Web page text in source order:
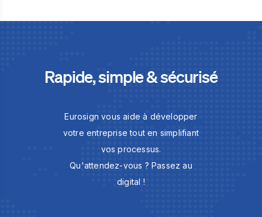
Rapide, simple & sécurisé
Eurosign vous aide à développer
votre entreprise tout en simplifiant
vos processus.
Qu'attendez-vous ? Passez au
digital !